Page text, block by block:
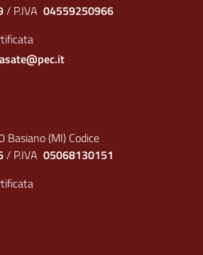
/ P.IVA 04559250966
(MI) Codice
/ P.IVA 05068130151